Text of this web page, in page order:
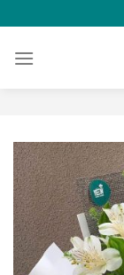
to
content